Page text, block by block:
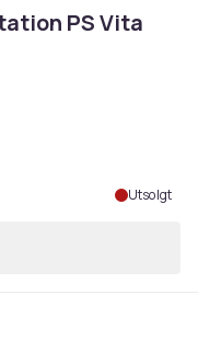
PS Vita
Utsolgt